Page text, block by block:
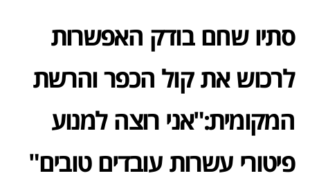
סתיו שחם בודק האפשרות
לרכוש את קול הכפר והרשת
המקומית:"אני רוצה למנוע
פיטורי עשרות עובדים טובים"